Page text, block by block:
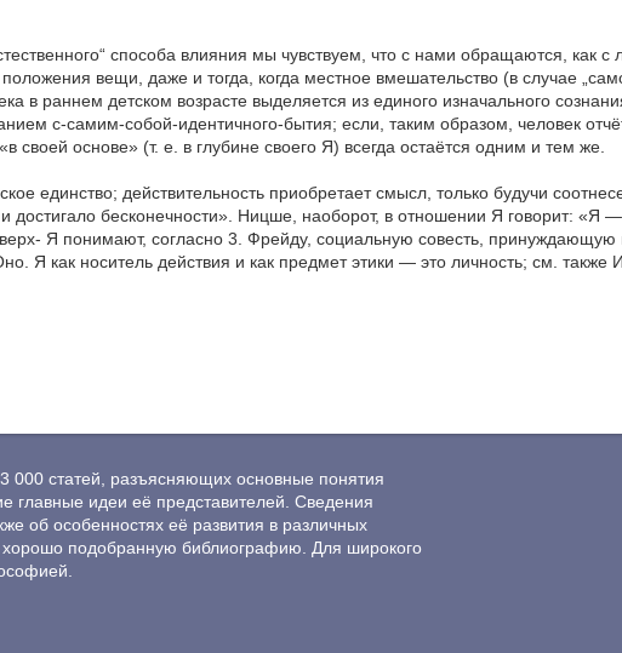
способа влияния мы чувствуем, что с нами обращаются, как
вещи, даже и тогда, когда местное вмешательство (в случае
в раннем детском возрасте выделяется из единого изначального
с-самим-собой-идентичного-бытия; если, таким образом, человек
своей основе» (т. е. в глубине своего Я) всегда остаётся одним и тем же.
единство; действительность приобретает смысл, только будучи
достигало бесконечности». Ницше, наоборот, в отношении Я говорит: «Я
Я понимают, согласно 3. Фрейду, социальную совесть, принуждающую
Я как носитель действия и как предмет этики — это личность; см.
000 статей, разъясняющих основные понятия
идеи её представителей. Сведения
об особенностях её развития в различных
подобранную библиографию. Для широкого